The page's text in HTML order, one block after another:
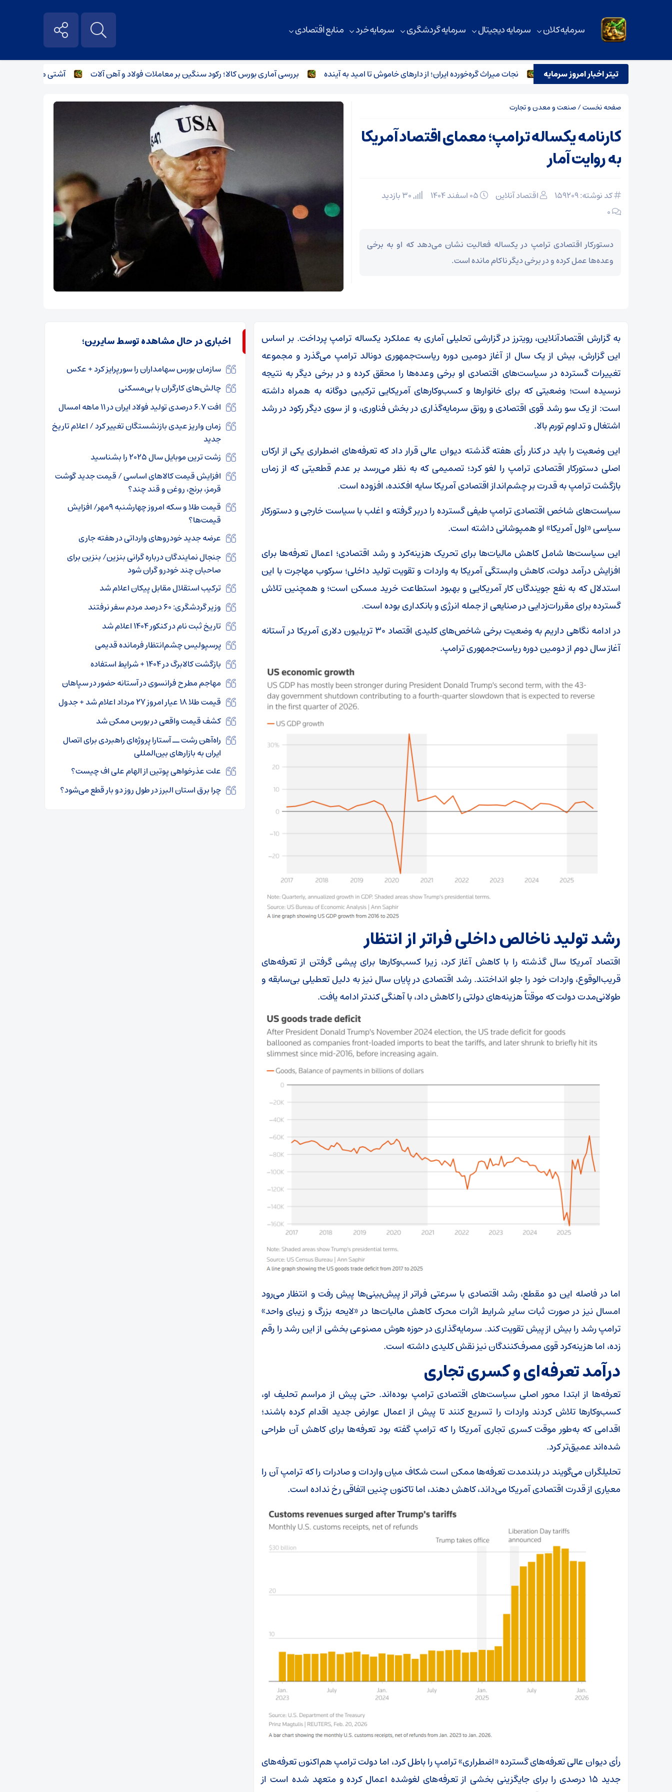
سرمایه کلان سرمایه دیجیتال سرمایه گردشگری سرمایه خرد منابع اقتصادی
تیتر اخبار امروز سرمایه
از فرودگاه جده عربستان نجات میراث گره‌خورده ایران؛ از دارهای خاموش تا امید به آینده بررسی آماری بورس کالا؛ رکود سنگین بر معاملات فولاد و آهن آلات آشتی مشتریان فولادی با
صفحه نخست/صنعت و معدن و تجارت
کارنامه یکساله ترامپ؛ معمای اقتصاد آمریکا
به روایت آمار
کد نوشته: 159209 اقتصاد آنلاین
۰
دستورکار اقتصادی ترامپ در یکساله فعالیت نشان می‌دهد که او به برخی
وعده‌ها عمل کرده و در برخی دیگر ناکام مانده است.
به گزارش اقتصادآنلاین، رویترز در گزارشی تحلیلی آماری به عملکرد یکساله ترامپ پرداخت. بر اساس
این گزارش، بیش از یک سال از آغاز دومین دوره ریاست‌جمهوری دونالد ترامپ می‌گذرد و مجموعه
تغییرات گسترده در سیاست‌های اقتصادی او برخی وعده‌ها را محقق کرده و در برخی دیگر به نتیجه
نرسیده است؛ وضعیتی که برای خانوار‌ها و کسب‌وکار‌های آمریکایی ترکیبی دوگانه به همراه داشته
است: از یک سو رشد قوی اقتصادی و رونق سرمایه‌گذاری در بخش فناوری، و از سوی دیگر رکود در رشد
اشتغال و تداوم تورم بالا.
این وضعیت را باید در کنار رأی هفته گذشته دیوان عالی قرار داد که تعرفه‌های اضطراری یکی از ارکان
اصلی دستورکار اقتصادی ترامپ را لغو کرد؛ تصمیمی که به نظر می‌رسد بر عدم قطعیتی که از زمان
بازگشت ترامپ به قدرت بر چشم‌انداز اقتصادی آمریکا سایه افکنده، افزوده است.
سیاست‌های شاخص اقتصادی ترامپ طیفی گسترده را دربر گرفته و اغلب با سیاست خارجی و دستورکار
سیاسی «اول آمریکا» او همپوشانی داشته است.
این سیاست‌ها شامل کاهش مالیات‌ها برای تحریک هزینه‌کرد و رشد اقتصادی؛ اعمال تعرفه‌ها برای
افزایش درآمد دولت، کاهش وابستگی آمریکا به واردات و تقویت تولید داخلی؛ سرکوب مهاجرت با این
استدلال که به نفع جویندگان کار آمریکایی و بهبود استطاعت خرید مسکن است؛ و همچنین تلاش
گسترده برای مقررات‌زدایی در صنایعی از جمله انرژی و بانکداری بوده است.
در ادامه نگاهی داریم به وضعیت برخی شاخص‌های کلیدی اقتصاد ۳۰ تریلیون دلاری آمریکا در آستانه
آغاز سال دوم از دومین دوره ریاست‌جمهوری ترامپ.
رشد تولید ناخالص داخلی فراتر از انتظار
اقتصاد آمریکا سال گذشته را با کاهش آغاز کرد، زیرا کسب‌وکار‌ها برای پیشی گرفتن از تعرفه‌های
قریب‌الوقوع، واردات خود را جلو انداختند. رشد اقتصادی در پایان سال نیز به دلیل تعطیلی بی‌سابقه و
طولانی‌مدت دولت که موقتاً هزینه‌های دولتی را کاهش داد، با آهنگی کندتر ادامه یافت.
اما در فاصله این دو مقطع، رشد اقتصادی با سرعتی فراتر از پیش‌بینی‌ها پیش رفت و انتظار می‌رود
امسال نیز در صورت ثبات سایر شرایط اثرات محرک کاهش مالیات‌ها در «لایحه بزرگ و زیبای واحد»
ترامپ رشد را بیش از پیش تقویت کند. سرمایه‌گذاری در حوزه هوش مصنوعی بخشی از این رشد را رقم
زده، اما هزینه‌کرد قوی مصرف‌کنندگان نیز نقش کلیدی داشته است.
درآمد تعرفه‌ای و کسری تجاری
تعرفه‌ها از ابتدا محور اصلی سیاست‌های اقتصادی ترامپ بوده‌اند. حتی پیش از مراسم تحلیف او،
کسب‌وکار‌ها تلاش کردند واردات را تسریع کنند تا پیش از اعمال عوارض جدید اقدام کرده باشند؛
اقدامی که به‌طور موقت کسری تجاری آمریکا را که ترامپ گفته بود تعرفه‌ها برای کاهش آن طراحی
شده‌اند عمیق‌تر کرد.
تحلیلگران می‌گویند در بلندمدت تعرفه‌ها ممکن است شکاف میان واردات و صادرات را که ترامپ آن را
معیاری از قدرت اقتصادی آمریکا می‌داند، کاهش دهند، اما تاکنون چنین اتفاقی رخ نداده است.
رأی دیوان عالی تعرفه‌های گسترده «اضطراری» ترامپ را باطل کرد، اما دولت ترامپ هم‌اکنون تعرفه‌های
جدید ۱۵ درصدی را برای جایگزینی بخشی از تعرفه‌های لغوشده اعمال کرده و متعهد شده است از
اخباری در حال مشاهده توسط سایرین؛
سازمان بورس سهامداران را سورپرایز کرد + عکس
چالش‌های کارگران با بی‌مسکنی
افت ۶.۷ درصدی تولید فولاد ایران در ۱۱ ماهه امسال
زمان واریز عیدی بازنشستگان تغییر کرد / اعلام تاریخ
جدید
زشت ترین موبایل سال ۲۰۲۵ را بشناسید
افزایش قیمت کالاهای اساسی / قیمت جدید گوشت
قرمز، برنج، روغن و قند چند؟
قیمت طلا و سکه امروز چهارشنبه ۹مهر/ افزایش
قیمت‌ها؟
عرضه‌ جدید خودروهای وارداتی در هفته جاری
جنجال نمایندگان درباره گرانی بنزین/ بنزین برای
صاحبان چند خودرو گران شود
ترکیب استقلال مقابل پیکان اعلام شد
وزیر گردشگری: ۶۰ درصد مردم سفر نرفتند
تاریخ ثبت نام در کنکور ۱۴۰۴ اعلام شد
پرسپولیس چشم‌انتظار فرمانده قدیمی
بازگشت کالابرگ در ۱۴۰۴ + شرایط استفاده
مهاجم مطرح فرانسوی در آستانه حضور در سپاهان
قیمت طلا ۱۸ عیار امروز ۲۷ مرداد اعلام شد + جدول
کشف قیمت واقعی در بورس ممکن شد
راه‌آهن رشت ــ آستارا پروژه‌ای راهبردی برای اتصال
ایران به بازارهای بین‌المللی
علت عذرخواهی پوتین از الهام علی اف چیست؟
چرا برق استان البرز در طول روز دو بار قطع می‌شود؟